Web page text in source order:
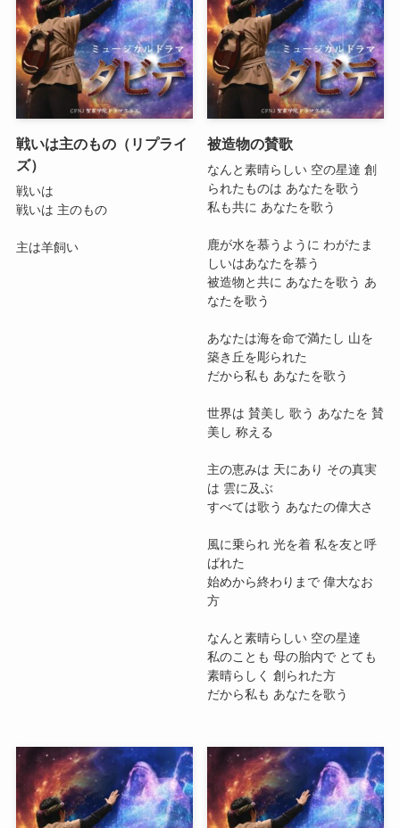
戦いは主のもの（リプライ
ズ）
戦いは
戦いは 主のもの
主は羊飼い
被造物の賛歌
なんと素晴らしい 空の星達 創
られたものは あなたを歌う
私も共に あなたを歌う
鹿が水を慕うように わがたま
しいはあなたを慕う
被造物と共に あなたを歌う あ
なたを歌う
あなたは海を命で満たし 山を
築き丘を彫られた
だから私も あなたを歌う
世界は 賛美し 歌う あなたを 賛
美し 称える
主の恵みは 天にあり その真実
は 雲に及ぶ
すべては歌う あなたの偉大さ
風に乗られ 光を着 私を友と呼
ばれた
始めから終わりまで 偉大なお
方
なんと素晴らしい 空の星達
私のことも 母の胎内で とても
素晴らしく 創られた方
だから私も あなたを歌う